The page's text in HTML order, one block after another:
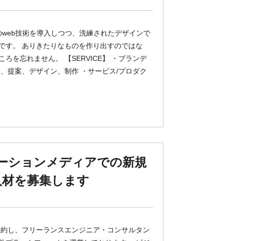
技術を導入しつつ、洗練されたデザインで
す。 ありきたりなものを作り出すのではな
ろを忘れません。 【SERVICE】 ・ブランデ
案、デザイン、制作 ・サービス/プロダク
ションメディアでの新規
を募集します
し、フリーランスエンジニア・コンサルタン